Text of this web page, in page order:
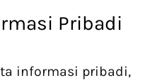
Pribadi
informasi pribadi,